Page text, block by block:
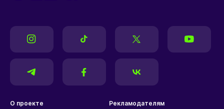
О проекте Рекламодателям